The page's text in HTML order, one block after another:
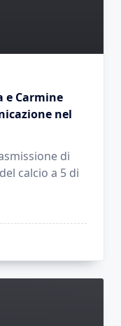
e Carmine
nel
di
calcio a 5 di